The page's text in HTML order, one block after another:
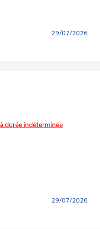
29/07/2026
durée indéterminée
29/07/2026